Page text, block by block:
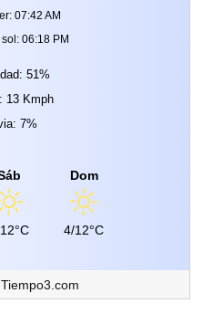
07:42 AM
06:18 PM
51%
13 Kmph
7%
Dom
4/12°C
Tiempo3.com